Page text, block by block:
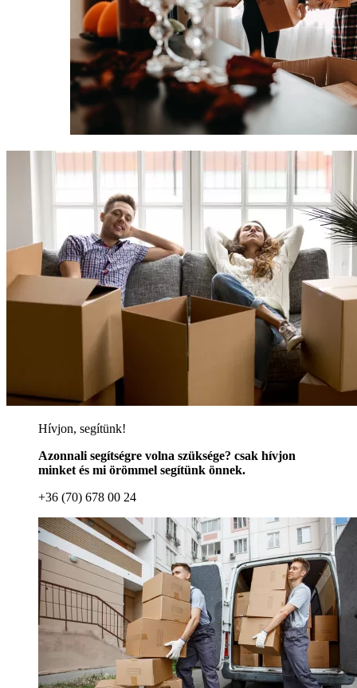
Hívjon, segítünk!
Azonnali segítségre volna szüksége? csak hívjon
minket és mi örömmel segítünk önnek.
+36 (70) 678 00 24